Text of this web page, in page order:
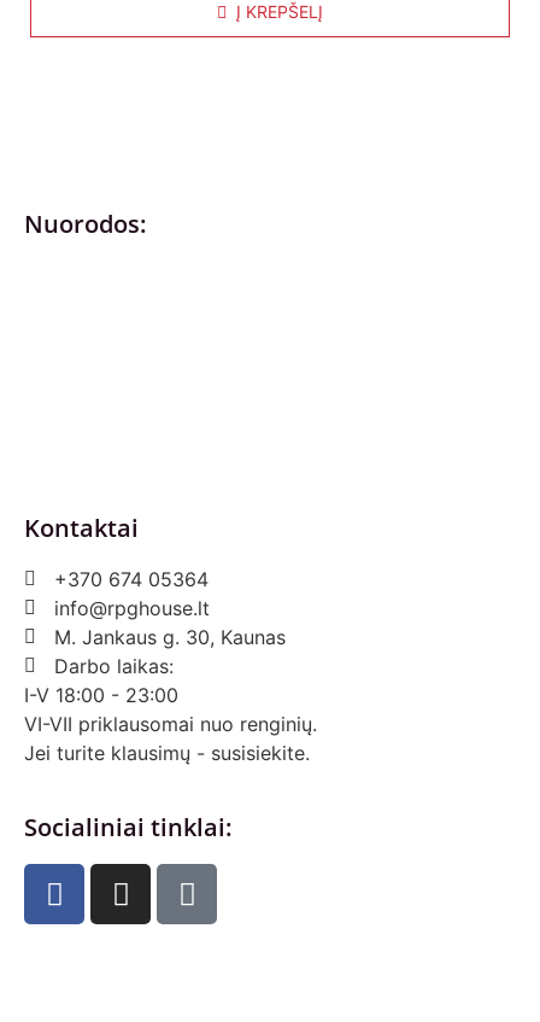
Į KREPŠELĮ
Nuorodos:
Kontaktai
+370 674 05364
info@rpghouse.lt
M. Jankaus g. 30, Kaunas
Darbo laikas:
I-V 18:00 - 23:00
VI-VII priklausomai nuo renginių.
Jei turite klausimų - susisiekite.
Socialiniai tinklai: